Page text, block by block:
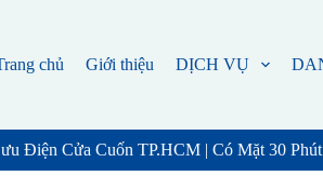
chủ Giới thiệu DỊCH VỤ
Điện Cửa Cuốn TP.HCM | Có Mặt 30